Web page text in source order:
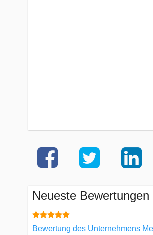
Neueste Bewertungen
Bewertung des Unternehmens